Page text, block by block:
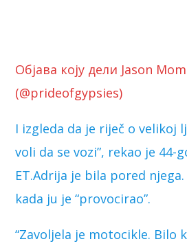
Објава коју дели Jason
(@prideofgypsies)
I izgleda da je riječ o velikoj
voli da se vozi”, rekao je 44-
ET.Adrija je bila pored
kada ju je “provocirao”.
“Zavoljela je motocikle. Bilo